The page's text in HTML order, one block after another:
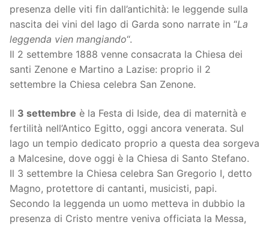
presenza delle viti fin dall’antichità: le leggende sulla
nascita dei vini del lago di Garda sono narrate in “La
leggenda vien mangiando“.
Il 2 settembre 1888 venne consacrata la Chiesa dei
santi Zenone e Martino a Lazise: proprio il 2
settembre la Chiesa celebra San Zenone.
Il 3 settembre è la Festa di Iside, dea di maternità e
fertilità nell’Antico Egitto, oggi ancora venerata. Sul
lago un tempio dedicato proprio a questa dea sorgeva
a Malcesine, dove oggi è la Chiesa di Santo Stefano.
Il 3 settembre la Chiesa celebra San Gregorio I, detto
Magno, protettore di cantanti, musicisti, papi.
Secondo la leggenda un uomo metteva in dubbio la
presenza di Cristo mentre veniva officiata la Messa,